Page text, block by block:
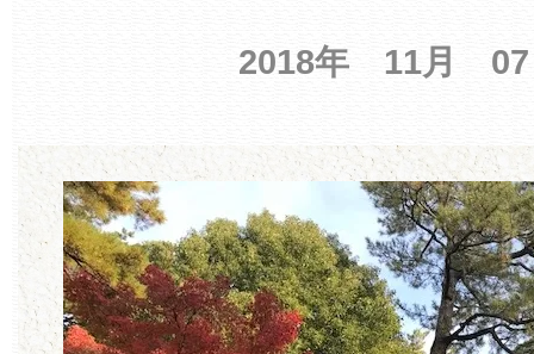
2018年 11月